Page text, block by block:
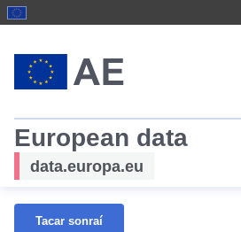
European data
data.europa.eu
Tacar sonraí